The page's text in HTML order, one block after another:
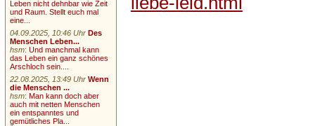
Leben nicht dehnbar wie Zeit
und Raum. Stellt euch mal
eine...
04.09.2025, 10:46 Uhr Des
Menschen Leben...
hsm:Und manchmal kann
das Leben ein ganz schönes
Arschloch sein....
22.08.2025, 13:49 Uhr Wenn
die Menschen ...
hsm:Man kann doch aber
auch mit netten Menschen
ein entspanntes und
gemütliches Pla...